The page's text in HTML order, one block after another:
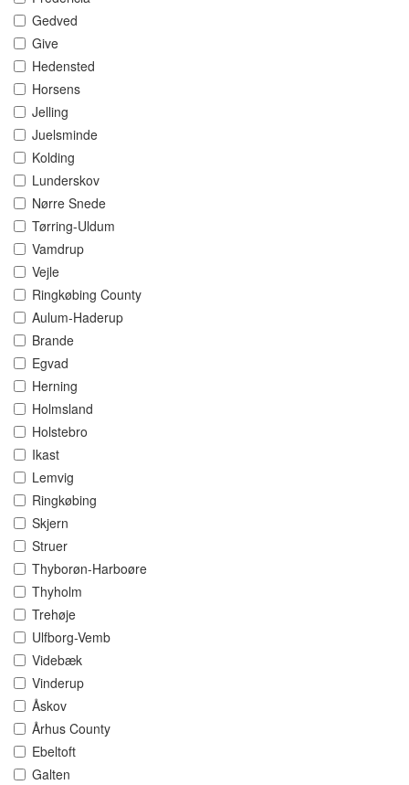
Gedved
Give
Hedensted
Horsens
Jelling
Juelsminde
Kolding
Lunderskov
Nørre Snede
Tørring-Uldum
Vamdrup
Vejle
Ringkøbing County
Aulum-Haderup
Brande
Egvad
Herning
Holmsland
Holstebro
Ikast
Lemvig
Ringkøbing
Skjern
Struer
Thyborøn-Harboøre
Thyholm
Trehøje
Ulfborg-Vemb
Videbæk
Vinderup
Åskov
Århus County
Ebeltoft
Galten